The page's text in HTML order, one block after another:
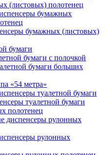
(листовых) полотенец
бумажных
бумажных (листовых)
бумаги
бумаги с полочкой
бумаги больших
«54 метра»
туалетной бумаги
туалетной бумаги
полотенец
диспенсеры рулонных
рулонных